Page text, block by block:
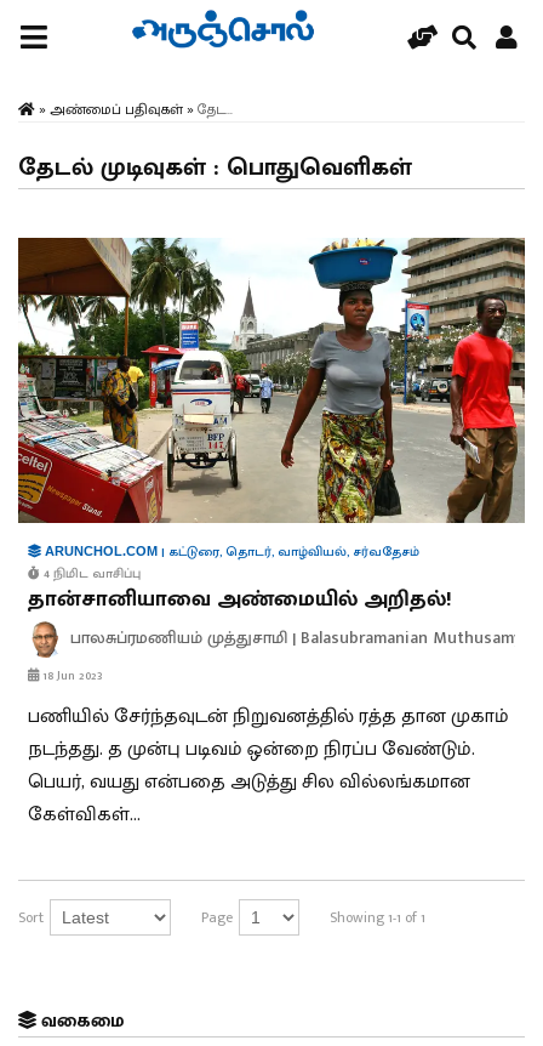
» அண்மைப் பதிவுகள்» தேட...
தேடல் முடிவுகள் : பொதுவெளிகள்
ARUNCHOL.COM | கட்டுரை,தொடர், வாழ்வியல், சர்வதேசம்
4 நிமிட வாசிப்பு
தான்சானியாவை அண்மையில் அறிதல்!
பாலசுப்ரமணியம் முத்துசாமி | Balasubramanian Muthusamy
18 Jun 2023
பணியில் சேர்ந்தவுடன் நிறுவனத்தில் ரத்த தான முகாம்
நடந்தது. த முன்பு படிவம் ஒன்றை நிரப்ப வேண்டும்.
பெயர், வயது என்பதை அடுத்து சில வில்லங்கமான
கேள்விகள்...
Sort Page Showing 1-1 of 1
வகைமை